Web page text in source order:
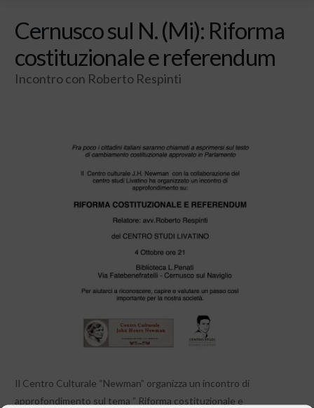
Cernusco sul N. (Mi): Riforma
costituzionale e referendum
Incontro con Roberto Respinti
Il Centro Culturale “Newman” organizza un incontro di
approfondimento sul tema ” Riforma costituzionale e